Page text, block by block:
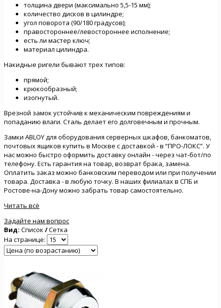
толщина двери (максимально 5,5-15 мм);
количество дисков в цилиндре;
угол поворота (90/180 градусов);
правостороннее/левостороннее исполнение;
есть ли мастер ключ;
материал цилиндра.
Накидные ригели бывают трех типов:
прямой;
крюкообразный;
изогнутый.
Врезной замок устойчив к механическим повреждениям и
попаданию влаги. Сталь делает его долговечным и прочным.
Замки ABLOY для оборудования серверных шкафов, банкоматов,
почтовых ящиков купить в Москве с доставкой - в “ПРО-ЛОКС”. У
нас можно быстро оформить доставку онлайн - через чат-бот/по
телефону. Есть гарантия на товар, возврат брака, замена.
Оплатить заказ можно банковским переводом или при получении
товара. Доставка - в любую точку. В наших филиалах в СПБ и
Ростове-на-Дону можно забрать товар самостоятельно.
Читать всё
Задайте нам вопрос
Вид: Список /Сетка
На странице: